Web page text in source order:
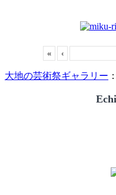
« ‹
大地の芸術祭ギャラリー